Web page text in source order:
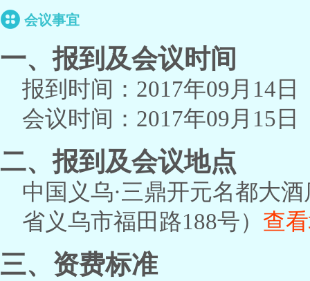
会议事宜
一、报到及会议时间
报到时间：2017年09月14日
会议时间：2017年09月15日
二、报到及会议地点
中国义乌·三鼎开元名都
省义乌市福田路188号） 查
三、资费标准